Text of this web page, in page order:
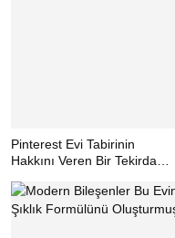
Pinterest Evi Tabirinin
Hakkını Veren Bir Tekirdağ